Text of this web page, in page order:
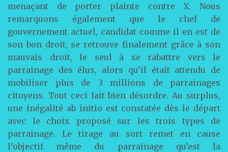
menaçant de porter plainte contre X. Nous
remarquons également que le chef de
gouvernement actuel, candidat comme il en est de
son bon droit, se retrouve finalement grâce à son
mauvais droit, le seul à se rabattre vers le
parrainage des élus, alors qu’il était attendu de
mobiliser plus de 3 millions de parrainages
citoyens. Tout ceci fait bien désordre. Au surplus,
une inégalité ab initio est constatée dès le départ
avec le choix proposé sur les trois types de
parrainage. Le tirage au sort remet en cause
l’objectif même du parrainage qu’est la